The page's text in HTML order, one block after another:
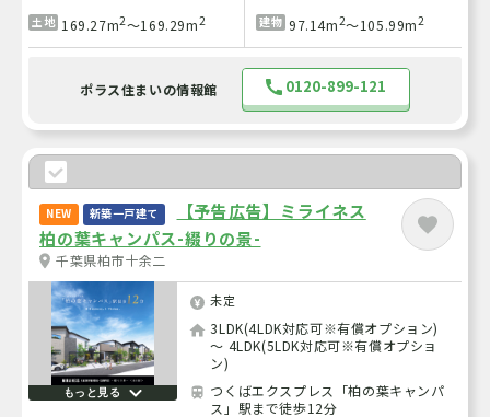
土地 169.27m2～169.29m2 建物 97.14m2～105.99m2
ポラス住まいの情報館 0120-899-121
NEW 新築一戸建て
【予告広告】ミライネス
柏の葉キャンパス-綴りの景-
千葉県柏市十余二
もっと見る
未定
3LDK(4LDK対応可※有償オプション)
～ 4LDK(5LDK対応可※有償オプショ
ン)
つくばエクスプレス「柏の葉キャンパ
ス」駅まで徒歩12分